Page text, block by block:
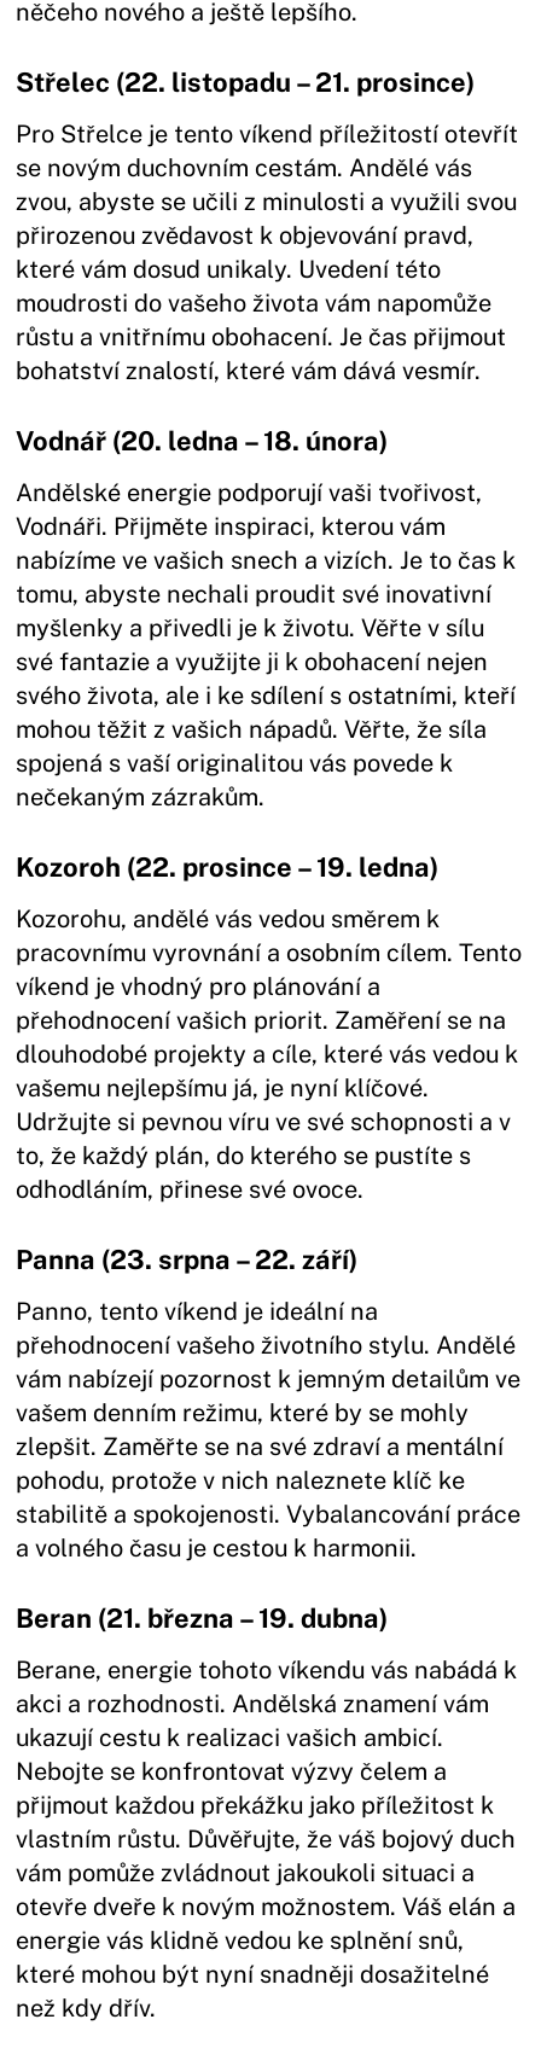
něčeho nového a ještě lepšího.
Střelec (22. listopadu – 21. prosince)
Pro Střelce je tento víkend příležitostí otevřít
se novým duchovním cestám. Andělé vás
zvou, abyste se učili z minulosti a využili svou
přirozenou zvědavost k objevování pravd,
které vám dosud unikaly. Uvedení této
moudrosti do vašeho života vám napomůže
růstu a vnitřnímu obohacení. Je čas přijmout
bohatství znalostí, které vám dává vesmír.
Vodnář (20. ledna – 18. února)
Andělské energie podporují vaši tvořivost,
Vodnáři. Přijměte inspiraci, kterou vám
nabízíme ve vašich snech a vizích. Je to čas k
tomu, abyste nechali proudit své inovativní
myšlenky a přivedli je k životu. Věřte v sílu
své fantazie a využijte ji k obohacení nejen
svého života, ale i ke sdílení s ostatními, kteří
mohou těžit z vašich nápadů. Věřte, že síla
spojená s vaší originalitou vás povede k
nečekaným zázrakům.
Kozoroh (22. prosince – 19. ledna)
Kozorohu, andělé vás vedou směrem k
pracovnímu vyrovnání a osobním cílem. Tento
víkend je vhodný pro plánování a
přehodnocení vašich priorit. Zaměření se na
dlouhodobé projekty a cíle, které vás vedou k
vašemu nejlepšímu já, je nyní klíčové.
Udržujte si pevnou víru ve své schopnosti a v
to, že každý plán, do kterého se pustíte s
odhodláním, přinese své ovoce.
Panna (23. srpna – 22. září)
Panno, tento víkend je ideální na
přehodnocení vašeho životního stylu. Andělé
vám nabízejí pozornost k jemným detailům ve
vašem denním režimu, které by se mohly
zlepšit. Zaměřte se na své zdraví a mentální
pohodu, protože v nich naleznete klíč ke
stabilitě a spokojenosti. Vybalancování práce
a volného času je cestou k harmonii.
Beran (21. března – 19. dubna)
Berane, energie tohoto víkendu vás nabádá k
akci a rozhodnosti. Andělská znamení vám
ukazují cestu k realizaci vašich ambicí.
Nebojte se konfrontovat výzvy čelem a
přijmout každou překážku jako příležitost k
vlastním růstu. Důvěřujte, že váš bojový duch
vám pomůže zvládnout jakoukoli situaci a
otevře dveře k novým možnostem. Váš elán a
energie vás klidně vedou ke splnění snů,
které mohou být nyní snadněji dosažitelné
než kdy dřív.